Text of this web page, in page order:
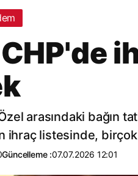
arasındaki bağın
ihraç listesinde,
Güncelleme :07.07.2026 12:01